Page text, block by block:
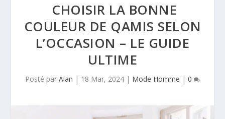
CHOISIR LA BONNE
COULEUR DE QAMIS SELON
L’OCCASION – LE GUIDE
ULTIME
Posté par Alan | 18 Mar, 2024 | Mode Homme | 0